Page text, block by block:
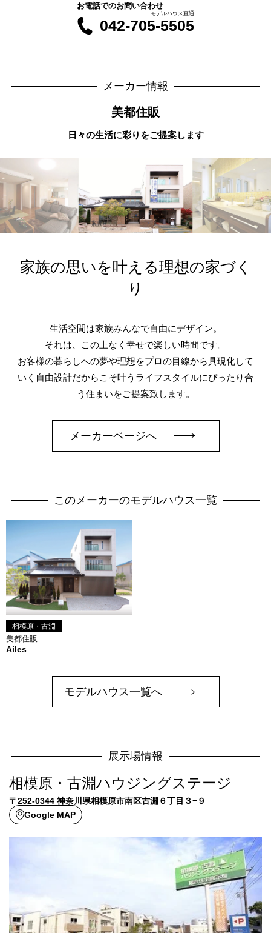
お電話でのお問い合わせ
042-705-5505
モデルハウス直通
メーカー情報
美都住販
日々の生活に彩りをご提案します
家族の思いを叶える理想の家づく
り
生活空間は家族みんなで自由にデザイン。
それは、この上なく幸せで楽しい時間です。
お客様の暮らしへの夢や理想をプロの目線から具現化して
いく自由設計だからこそ叶うライフスタイルにぴったり合
う住まいをご提案致します。
メーカーページへ
このメーカーのモデルハウス一覧
相模原・古淵
美都住販
Ailes
モデルハウス一覧へ
展示場情報
相模原・古淵ハウジングステージ
〒252-0344 神奈川県相模原市南区古淵６丁目３−９
Google MAP